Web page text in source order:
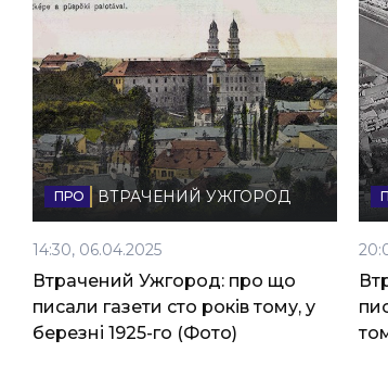
ВТРАЧЕНИЙ УЖГОРОД
14:30, 06.04.2025
Втрачений Ужгород: про що
писали газети сто років тому, у
березні 1925-го (Фото)